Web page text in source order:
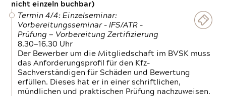
nicht einzeln buchbar)
Termin 4/4: Einzelseminar:
Vorbereitungsseminar - IFS/ATR -
Prüfung — Vorbereitung Zertifizierung
8.30—16.30 Uhr
Der Bewerber um die Mitgliedschaft im BVSK muss
das Anforderungsprofil für den Kfz-
Sachverständigen für Schäden und Bewertung
erfüllen. Dieses hat er in einer schriftlichen,
mündlichen und praktischen Prüfung nachzuweisen.